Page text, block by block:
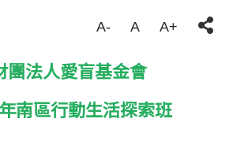
A- A A+
團法人愛盲基金會
年南區行動生活探索班